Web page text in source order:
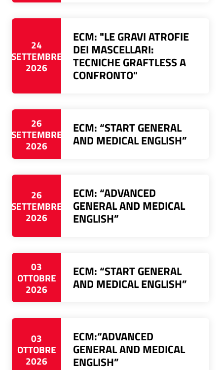
24
SETTEMBRE
2026
ECM: "LE GRAVI ATROFIE
DEI MASCELLARI:
TECNICHE GRAFTLESS A
CONFRONTO"
26
SETTEMBRE
2026
ECM: “START GENERAL
AND MEDICAL ENGLISH”
26
SETTEMBRE
2026
ECM: “ADVANCED
GENERAL AND MEDICAL
ENGLISH”
03
OTTOBRE
2026
ECM: “START GENERAL
AND MEDICAL ENGLISH”
03
OTTOBRE
2026
ECM:“ADVANCED
GENERAL AND MEDICAL
ENGLISH”